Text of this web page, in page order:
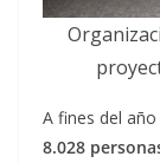
A fines del
8.028